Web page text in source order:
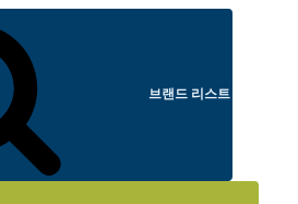
브랜드 리스트